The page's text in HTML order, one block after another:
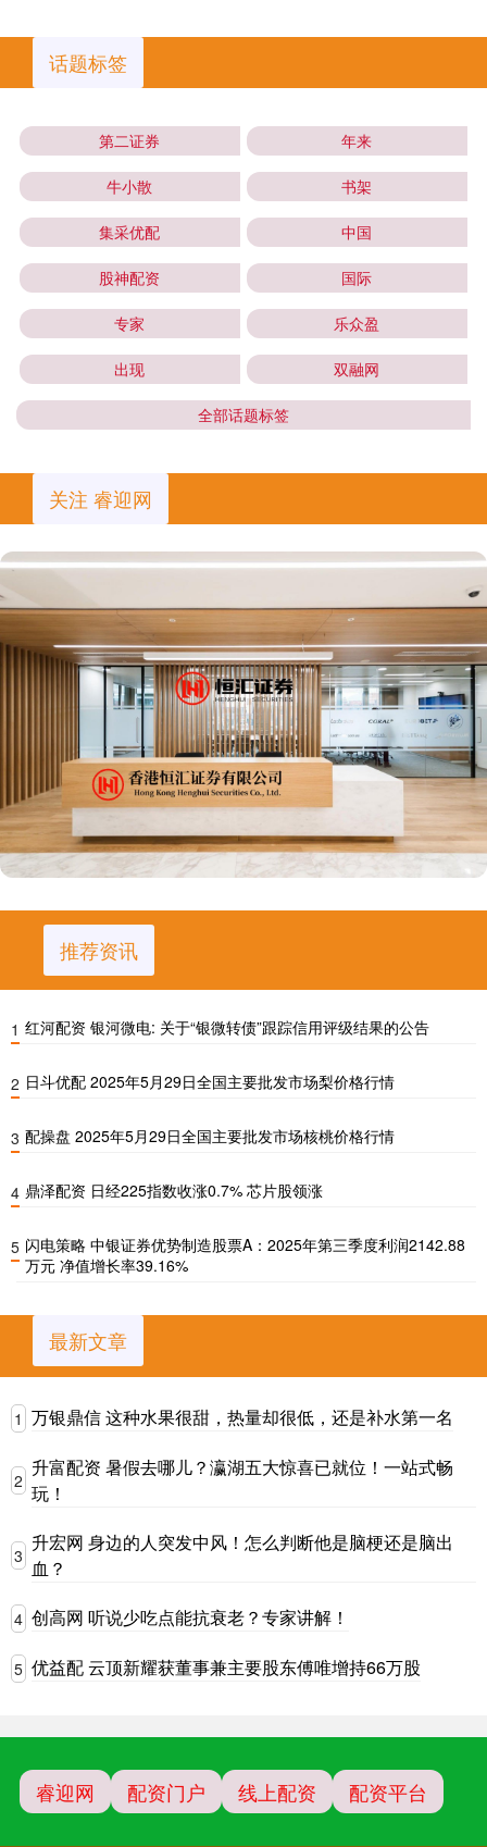
话题标签
第二证券 年来
牛小散 书架
集采优配 中国
股神配资 国际
专家 乐众盈
出现 双融网
全部话题标签
关注 睿迎网
推荐资讯
1 红河配资 银河微电: 关于“银微转债”跟踪信用评级结果的公告
2 日斗优配 2025年5月29日全国主要批发市场梨价格行情
3 配操盘 2025年5月29日全国主要批发市场核桃价格行情
4 鼎泽配资 日经225指数收涨0.7% 芯片股领涨
5 闪电策略 中银证券优势制造股票A：2025年第三季度利润2142.88
万元 净值增长率39.16%
最新文章
1 万银鼎信 这种水果很甜，热量却很低，还是补水第一名
2
升富配资 暑假去哪儿？瀛湖五大惊喜已就位！一站式畅
玩！
3
升宏网 身边的人突发中风！怎么判断他是脑梗还是脑出
血？
4 创高网 听说少吃点能抗衰老？专家讲解！
5 优益配 云顶新耀获董事兼主要股东傅唯增持66万股
睿迎网 配资门户 线上配资 配资平台